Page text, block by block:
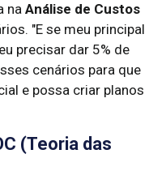
na Análise de Custos
"E se meu principal
precisar dar 5% de
cenários para que
e possa criar planos
(Teoria das